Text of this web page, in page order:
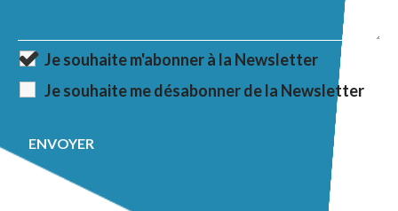
Je souhaite m'abonner à la Newsletter
Je souhaite me désabonner de la Newsletter